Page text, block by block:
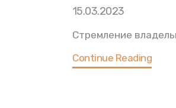
15.03.2023
Стремление
Continue Reading